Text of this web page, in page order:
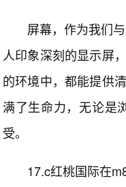
屏幕，作为我们
人印象深刻的显示屏
的环境中，都能提供
满了生命力，无论是
受。
17.c红桃国际在